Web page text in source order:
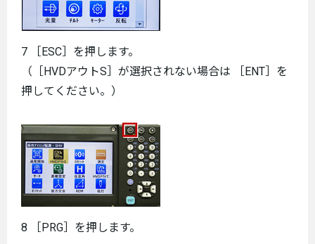
7 ［ESC］を押します。
（［HVDアウトS］が選択されない場合は ［ENT］を
押してください。）
8 ［PRG］を押します。